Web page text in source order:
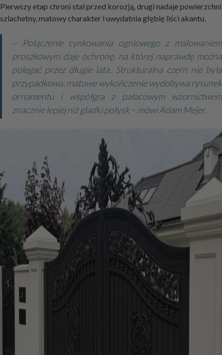
Pierwszy etap chroni stal przed korozją, drugi nadaje powierzchni
szlachetny, matowy charakter i uwydatnia głębię liści akantu.
– Połączenie cynkowania ogniowego z malowaniem
proszkowym daje ochronę, na której naprawdę można
polegać przez długie lata. Strukturalna czerń nie była
przypadkowa: matowe wykończenie wydobywa rysunek
ornamentu i współgra z pałacowym wzornictwem
znacznie lepiej niż gładki połysk – mówi Adam Mejer.